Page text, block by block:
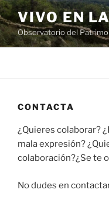
Saltar
al
contenido
VIVO EN
Observatorio del
CONTACTA
¿Quieres colaborar?
mala expresión?
colaboración?¿Se te
No dudes en